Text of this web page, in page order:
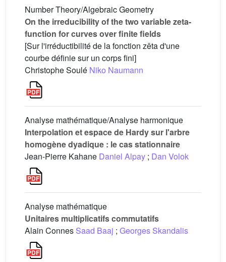
Number Theory/Algebraic Geometry
On the irreducibility of the two variable zeta-
function for curves over finite fields
[Sur l'irréductibilité de la fonction zêta d'une
courbe définie sur un corps fini]
Christophe Soulé Niko Naumann
Analyse mathématique/Analyse harmonique
Interpolation et espace de Hardy sur l'arbre
homogène dyadique : le cas stationnaire
Jean-Pierre Kahane Daniel Alpay ; Dan Volok
Analyse mathématique
Unitaires multiplicatifs commutatifs
Alain Connes Saad Baaj ; Georges Skandalis